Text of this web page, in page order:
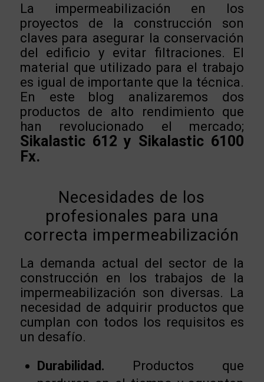
La impermeabilización en los
proyectos de la construcción son
claves para asegurar la conservación
del edificio y evitar filtraciones. El
material que utilizado para el trabajo
es igual de importante que la técnica.
En este blog analizaremos dos
productos de alto rendimiento que
han revolucionado el mercado;
Sikalastic 612 y Sikalastic 6100
Fx.
Necesidades de los
profesionales para una
correcta impermeabilización
La demanda actual del sector de la
construcción en los trabajos de la
impermeabilización son diversas. La
necesidad de adquirir productos que
cumplan con todos los requisitos es
un desafío.
Durabilidad. Productos que